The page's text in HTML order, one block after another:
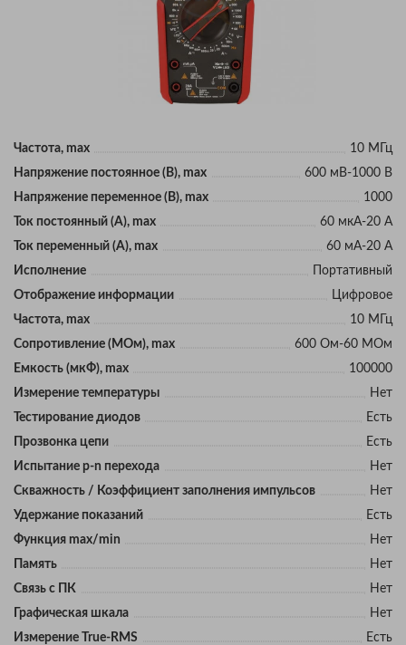
Частота, max
10 МГц
Напряжение постоянное (В), max
600 мВ-1000 В
Напряжение переменное (В), max
1000
Ток постоянный (А), max
60 мкА-20 А
Ток переменный (А), max
60 мА-20 А
Исполнение
Портативный
Отображение информации
Цифровое
Частота, max
10 МГц
Сопротивление (МОм), max
600 Ом-60 МОм
Eмкость (мкФ), max
100000
Измерение температуры
Нет
Тестирование диодов
Есть
Прозвонка цепи
Есть
Испытание p-n перехода
Нет
Скважность / Коэффициент заполнения импульсов
Нет
Удержание показаний
Есть
Функция max/min
Нет
Память
Нет
Связь с ПК
Нет
Графическая шкала
Нет
Измерение True-RMS
Есть